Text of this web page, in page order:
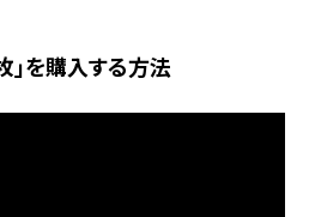
」を購入する方法